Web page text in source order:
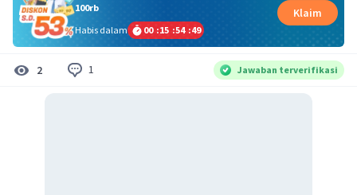
100rb
Habis dalam
00 :15 :54 :49
Klaim
2 1 Jawaban terverifikasi